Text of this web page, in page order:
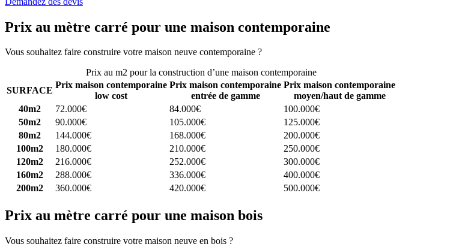
Prix au mètre carré pour une maison contemporaine
Vous souhaitez faire construire votre maison neuve contemporaine ?
Prix au m2 pour la construction d’une maison contemporaine
SURFACE
Prix maison contemporaine
low cost
Prix maison contemporaine
entrée de gamme
Prix maison contemporaine
moyen/haut de gamme
40m2
72.000€ 84.000€
100.000€
50m2
90.000€ 105.000€
125.000€
80m2
144.000€ 168.000€
200.000€
100m2
180.000€ 210.000€
250.000€
120m2
216.000€ 252.000€
300.000€
160m2
288.000€ 336.000€
400.000€
200m2
360.000€ 420.000€ 500.000€
Prix au mètre carré pour une maison bois
Vous souhaitez faire construire votre maison neuve en bois ?